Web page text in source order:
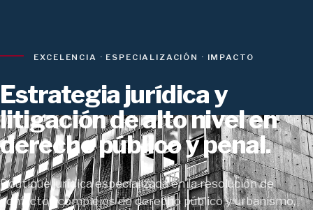
EXCELENCIA · ESPECIALIZACIÓN · IMPACTO
Estrategia jurídica y
litigación de alto nivel en
derecho público y penal.
Boutique jurídica especializada en la resolución de
conflictos complejos de derecho público y urbanismo,